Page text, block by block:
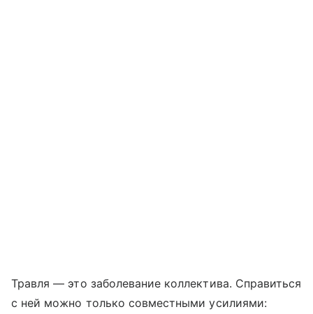
Травля — это заболевание коллектива. Справиться
с ней можно только совмест­ными усилиями: